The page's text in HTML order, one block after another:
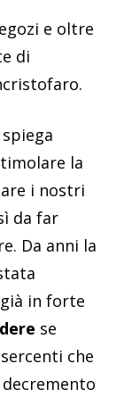
e oltre
di
spiega
la
i nostri
da far
Da anni la
in forte
se
che